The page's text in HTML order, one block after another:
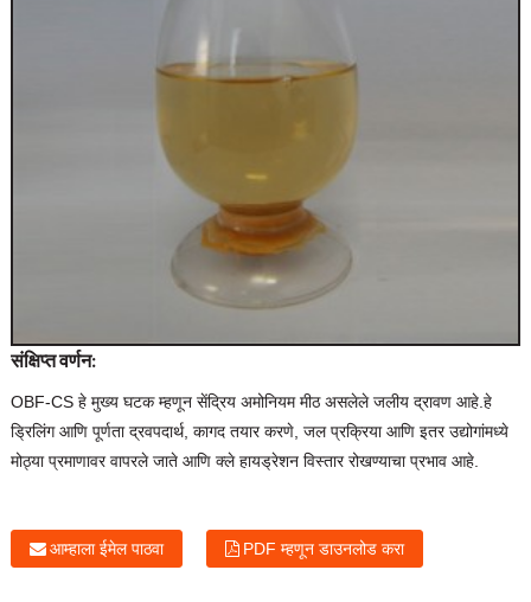
संक्षिप्त वर्णन:
OBF-CS हे मुख्य घटक म्हणून सेंद्रिय अमोनियम मीठ असलेले जलीय द्रावण आहे.हे
ड्रिलिंग आणि पूर्णता द्रवपदार्थ, कागद तयार करणे, जल प्रक्रिया आणि इतर उद्योगांमध्ये
मोठ्या प्रमाणावर वापरले जाते आणि क्ले हायड्रेशन विस्तार रोखण्याचा प्रभाव आहे.
आम्हाला ईमेल पाठवा PDF म्हणून डाउनलोड करा